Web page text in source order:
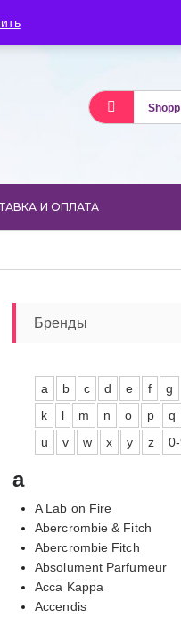
И ОПЛАТА
Бренды
a b c d e f g
k
l m n o p q
u
v w x y z
a
A Lab on Fire
Abercrombie & Fitch
Abercrombie Fitch
Absolument Parfumeur
Acca Kappa
Accendis